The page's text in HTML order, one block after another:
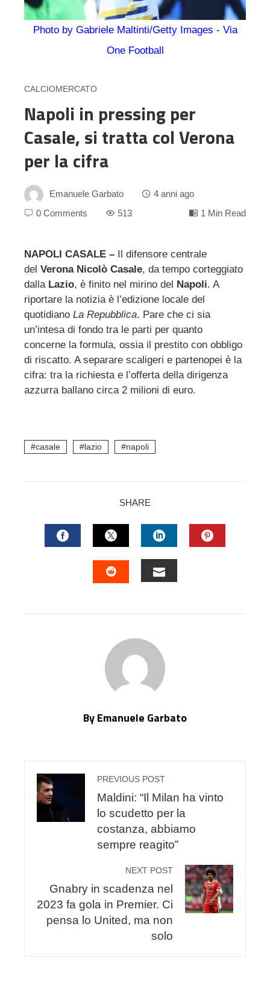
Photo by Gabriele Maltinti/Getty Images - Via
One Football
CALCIOMERCATO
Napoli in pressing per
Casale, si tratta col Verona
per la cifra
Emanuele Garbato
4 anni ago
0 Comments
513 1 Min Read
NAPOLI CASALE – Il difensore centrale
del Verona Nicolò Casale, da tempo corteggiato
dalla Lazio, è finito nel mirino del Napoli. A
riportare la notizia è l’edizione locale del
quotidiano La Repubblica. Pare che ci sia
un’intesa di fondo tra le parti per quanto
concerne la formula, ossia il prestito con obbligo
di riscatto. A separare scaligeri e partenopei è la
cifra: tra la richiesta e l’offerta della dirigenza
azzurra ballano circa 2 milioni di euro.
casale lazio napoli
SHARE
FACEBOOKTWITTERLINKEDIN
By Emanuele Garbato
PREVIOUS POST
Maldini: “Il Milan ha vinto
lo scudetto per la
costanza, abbiamo
sempre reagito”
NEXT POST
Gnabry in scadenza nel
2023 fa gola in Premier. Ci
pensa lo United, ma non
solo